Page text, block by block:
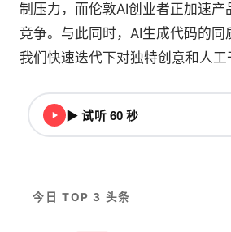
制压力，而伦敦AI创业者正加速产
竞争。与此同时，AI生成代码的同
我们快速迭代下对独特创意和人工
▶ 试听 60 秒
今日 TOP 3 头条